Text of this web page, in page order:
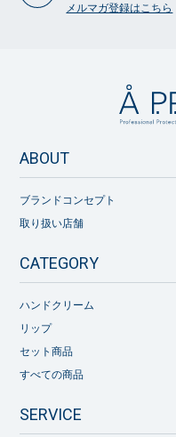
メルマガ登録はこちら
ABOUT
ブランドコンセプト
取り扱い店舗
CATEGORY
ハンドクリーム
リップ
セット商品
すべての商品
SERVICE